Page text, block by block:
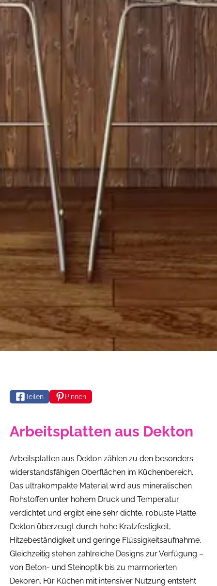
Teilen Pinnen
Arbeitsplatten aus Dekton
Arbeitsplatten aus Dekton zählen zu den besonders
widerstandsfähigen Oberflächen im Küchenbereich.
Das ultrakompakte Material wird aus mineralischen
Rohstoffen unter hohem Druck und Temperatur
verdichtet und ergibt eine sehr dichte, robuste Platte.
Dekton überzeugt durch hohe Kratzfestigkeit,
Hitzebeständigkeit und geringe Flüssigkeitsaufnahme.
Gleichzeitig stehen zahlreiche Designs zur Verfügung –
von Beton- und Steinoptik bis zu marmorierten
Dekoren. Für Küchen mit intensiver Nutzung entsteht